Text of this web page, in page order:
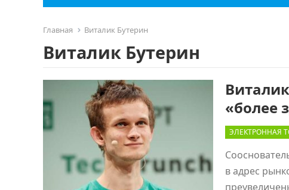
Главная Виталик Бутерин
Виталик Бутерин
«более
ЭЛЕКТРОННАЯ
в адрес